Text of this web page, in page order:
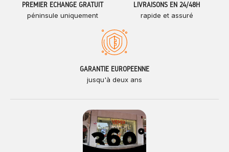
PREMIER ÉCHANGE GRATUIT
péninsule uniquement
LIVRAISONS EN 24/48H
rapide et assuré
GARANTIE EUROPÉENNE
jusqu'à deux ans